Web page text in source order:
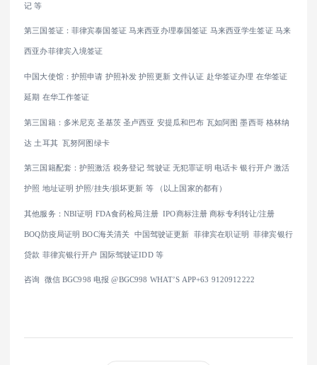
记 等
第三国签证：菲律宾泰国签证 马来西亚办理泰国签证 马来西亚学生签证 马来
西亚办菲律宾入境签证
中国大使馆：护照申请 护照补发 护照更新 文件认证 赴华签证办理 在华签证
延期 在华工作签证
第三国籍：多米尼克 圣基茨 圣卢西亚 安提瓜和巴布 瓦如阿图 墨西哥 格林纳
达 土耳其 瓦努阿图绿卡
第三国籍配套：护照激活 税务登记 驾驶证 无犯罪证明 电话卡 银行开户 激活
护照 地址证明 护照/挂失/损坏更新 等 （以上国家的都有）
其他服务：NBI证明 FDA食药检局注册 IPO商标注册 商标专利转让/注册
BOQ防疫局证明 BOC海关清关 中国驾驶证更新 菲律宾在职证明 菲律宾银行
贷款 菲律宾银行开户 国际驾驶证IDD 等
咨询 微信 BGC998 电报 @BGC998 WHAT’S APP+63 9120912222